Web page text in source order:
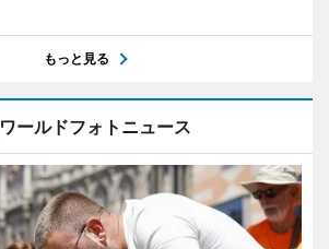
もっと見る
ワールドフォトニュース